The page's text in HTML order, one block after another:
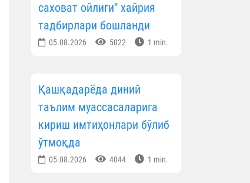
саховат ойлиги" хайрия
тадбирлари бошланди
05.08.2026 5022 1 min.
Қашқадарёда диний
таълим муассасаларига
кириш имтиҳонлари бўлиб
ўтмоқда
05.08.2026 4044 1 min.